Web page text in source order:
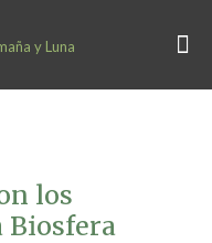
los
Biosfera